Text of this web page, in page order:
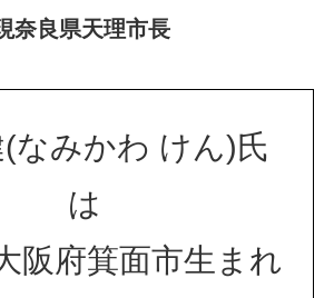
良県天理市長
なみかわ けん)氏
は
阪府箕面市生まれ